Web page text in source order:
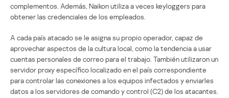
complementos. Además, Naikon utiliza a veces keyloggers para
obtener las credenciales de los empleados.
A cada país atacado se le asigna su propio operador, capaz de
aprovechar aspectos de la cultura local, como la tendencia a usar
cuentas personales de correo para el trabajo. También utilizaron un
servidor proxy específico localizado en el país correspondiente
para controlar las conexiones a los equipos infectados y enviarles
datos a los servidores de comando y control (C2) de los atacantes.